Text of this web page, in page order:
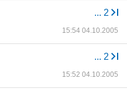
... 2
15:54 04.10.2005
... 2
15:52 04.10.2005